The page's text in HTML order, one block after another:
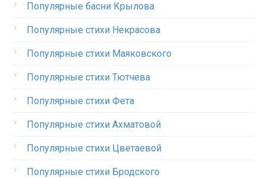
Популярные басни Крылова
Популярные стихи Некрасова
Популярные стихи Маяковского
Популярные стихи Тютчева
Популярные стихи Фета
Популярные стихи Ахматовой
Популярные стихи Цветаевой
Популярные стихи Бродского